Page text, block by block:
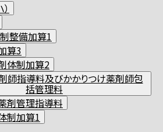
整備加算1
算3
体制加算2
師指導料及びかかりつけ薬剤師包
括管理料
剤管理指導料
制加算1